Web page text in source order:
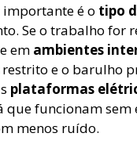
é o tipo
Se o trabalho for
em ambientes
e o barulho
plataformas
que funcionam sem
menos ruído.